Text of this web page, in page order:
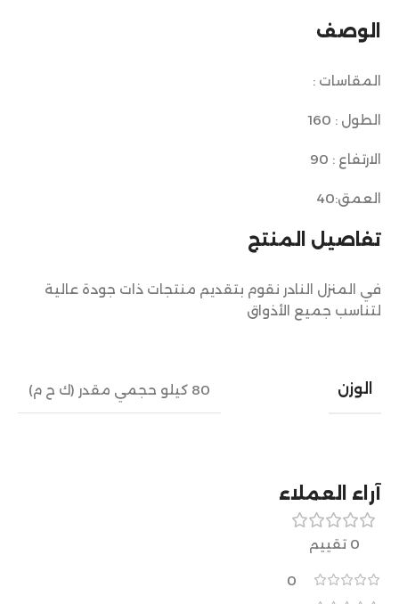
تفاصيل المنتج
في المنزل النادر نقوم بتقديم منتجات ذات جودة عالية
لتناسب جميع الأذواق
الوزن 80 كيلو حجمي مقدر (ك ح م)
الوصف
المقاسات :
الطول : 160
الارتفاع : 90
العمق:40
آراء العملاء
0 تقييم
0